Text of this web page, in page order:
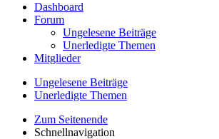
Dashboard
Forum
Ungelesene Beiträge
Unerledigte Themen
Mitglieder
Ungelesene Beiträge
Unerledigte Themen
Zum Seitenende
Schnellnavigation